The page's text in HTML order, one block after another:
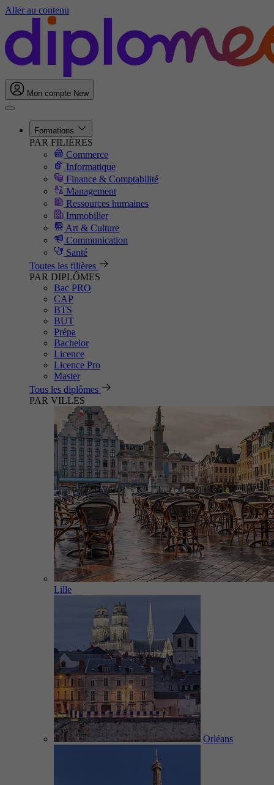
Aller au contenu
Mon compte New
Formations
PAR FILIÈRES
Commerce
Informatique
Finance & Comptabilité
Management
Ressources humaines
Immobilier
Art & Culture
Communication
Santé
Toutes les filières
PAR DIPLÔMES
Bac PRO
CAP
BTS
BUT
Prépa
Bachelor
Licence
Licence Pro
Master
Tous les diplômes
PAR VILLES
Lille
Orléans